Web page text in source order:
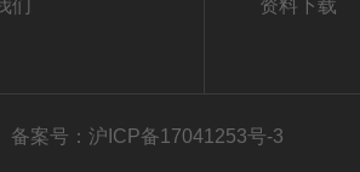
们 资料下载
备案号：沪ICP备17041253号-3